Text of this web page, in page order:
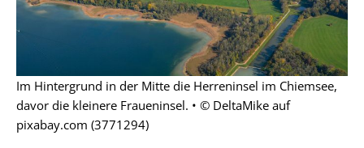
Im Hintergrund in der Mitte die Herreninsel im Chiemsee,
davor die kleinere Fraueninsel. • © DeltaMike auf
pixabay.com (3771294)